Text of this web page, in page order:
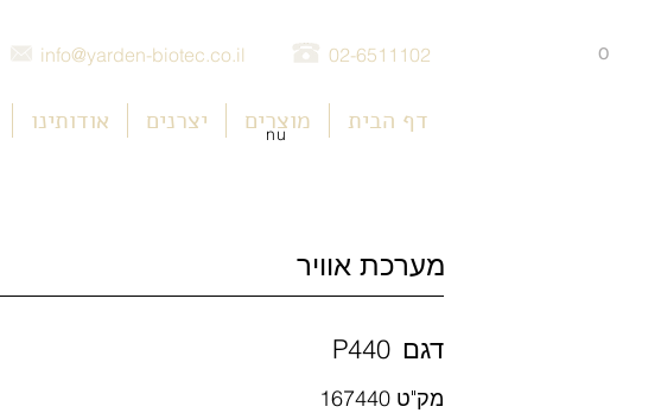
info@yarden-biotec.co.il 02-6511102
דף הבית מוצרים יצרנים אודותינו nu
0
מערכת אוויר
P440 דגם
מק"ט 167440